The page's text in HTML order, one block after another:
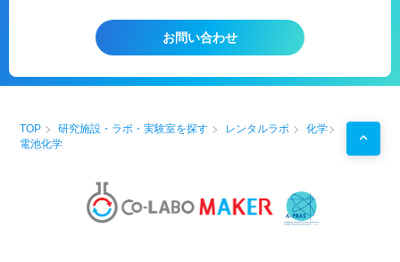
お問い合わせ
TOP 研究施設・ラボ・実験室を探す レンタルラボ
化学
電池化学